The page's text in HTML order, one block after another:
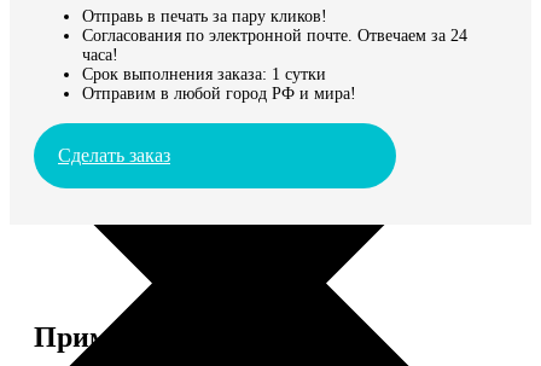
Отправь в печать за пару кликов!
Согласования по электронной почте. Отвечаем за 24
часа!
Срок выполнения заказа: 1 сутки
Отправим в любой город РФ и мира!
Сделать заказ
Примеры работ